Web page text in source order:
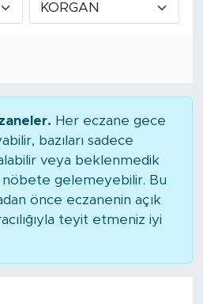
Her eczane gece
bazıları sadece
veya beklenmedik
gelemeyebilir. Bu
önce eczanenin açık
teyit etmeniz iyi